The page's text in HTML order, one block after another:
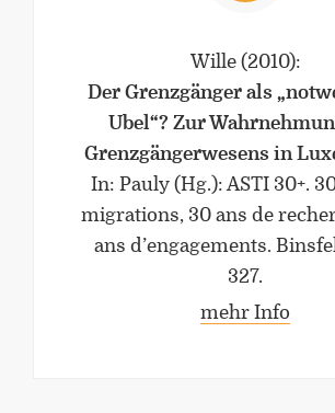
Wille (2010):
Der Grenzgänger als
Übel“? Zur
Grenzgängerwesens in
In: Pauly (Hg.): ASTI 30+.
migrations, 30 ans de
ans d’engagements.
327.
mehr Info